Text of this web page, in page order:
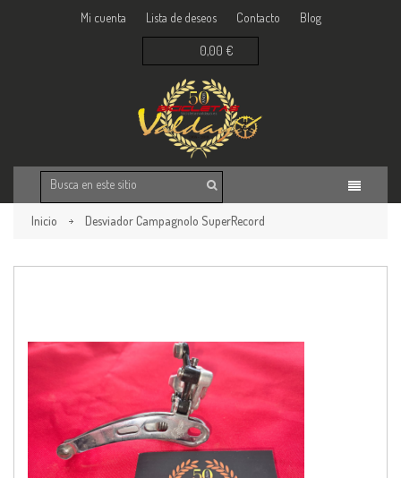
Blog
Contacto
Lista de deseos
Mi cuenta
0,00 €
Inicio Desviador Campagnolo SuperRecord